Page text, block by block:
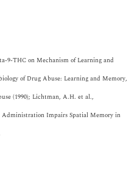
9-THC on Mechanism of Learning and
of Drug Abuse: Learning and Memory,
(1990); Lichtman, A.H. et al.,
Administration Impairs Spatial Memory in